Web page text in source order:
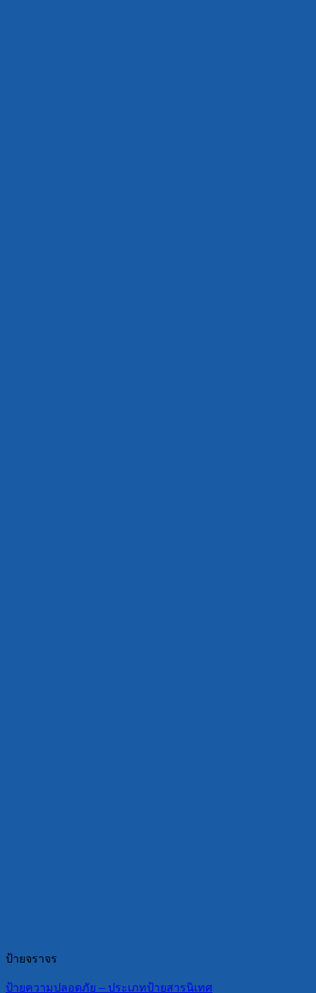
ป้ายจราจร
ป้ายความปลอดภัย – ประเภทป้ายสารนิเทศ